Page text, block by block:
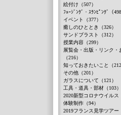
絵付け（507）
ﾌｭｰｼﾞﾝｸﾞ・ｽﾗﾝﾋﾟﾝｸﾞ（498
イベント（377）
癒しのひととき（326）
サンドブラスト（312）
授業内容（299）
展覧会・出版・リンク・
（216）
知っておきたいこと（212
その他（201）
ガラスについて（121）
工具・道具・部材（103）
2020新型コロナウイルス
体験制作（94）
2019フランス見学ツアー